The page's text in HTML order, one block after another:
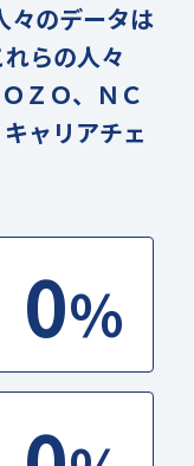
々のデータは
らの人々
ＺＯ、ＮＣ
ャリアチェ
0%